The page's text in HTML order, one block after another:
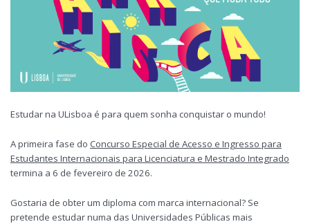
Estudar na ULisboa é para quem sonha conquistar o mundo!
A primeira fase do Concurso Especial de Acesso e Ingresso para
Estudantes Internacionais para Licenciatura e Mestrado Integrado
termina a 6 de fevereiro de 2026.
Gostaria de obter um diploma com marca internacional? Se
pretende estudar numa das Universidades Públicas mais